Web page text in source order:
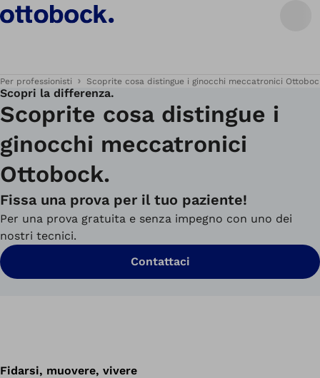
Per professionisti Scoprite cosa distingue i ginocchi meccatronici
Scopri la differenza.
Scoprite cosa distingue i
ginocchi meccatronici
Ottobock.
Fissa una prova per il tuo paziente!
Per una prova gratuita e senza impegno con uno dei
nostri tecnici.
Contattaci
Fidarsi, muovere, vivere